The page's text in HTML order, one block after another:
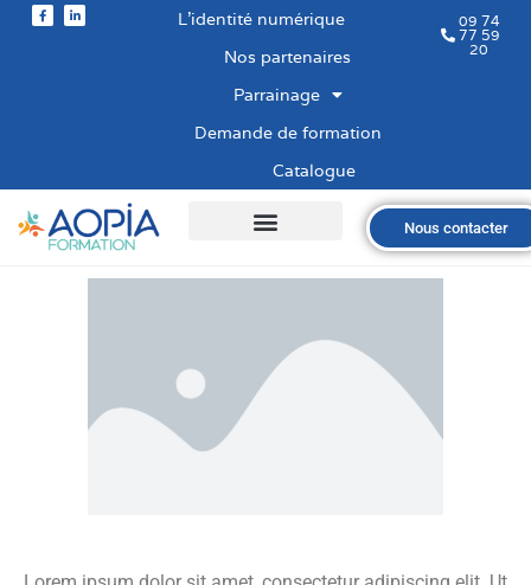
L’identité numérique
Nos partenaires
Parrainage
Demande de formation
Catalogue
09 74
77 59
20
Nous contacter